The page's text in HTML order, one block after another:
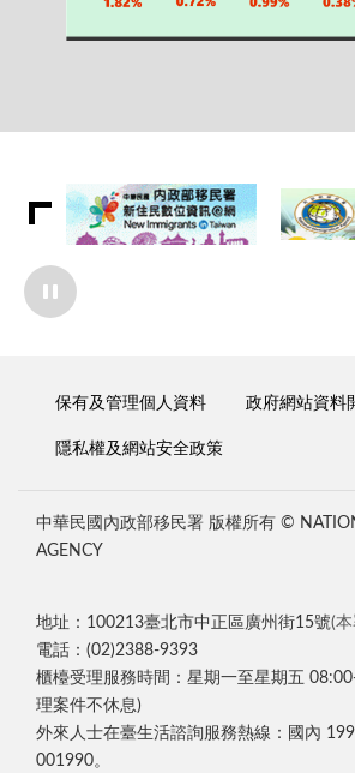
保有及管理個人資料 政府網站資料
隱私權及網站安全政策
中華民國內政部移民署 版權所有 ©
AGENCY
地址：100213臺北市中正區廣州街15號(
電話：(02)2388-9393
櫃檯受理服務時間：星期一至星期五
理案件不休息)
外來人士在臺生活諮詢服務熱線：國內
001990。